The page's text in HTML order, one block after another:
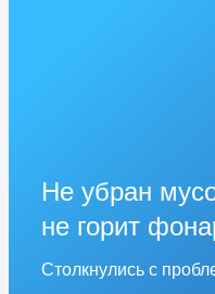
Не убран
не горит
Столкнулись с